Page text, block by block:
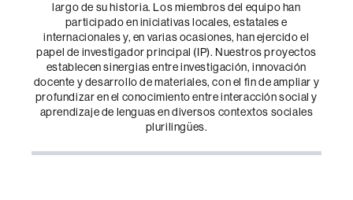
largo de su historia. Los miembros del equipo han
participado en iniciativas locales, estatales e
internacionales y, en varias ocasiones, han ejercido el
papel de investigador principal (IP). Nuestros proyectos
establecen sinergias entre investigación, innovación
docente y desarrollo de materiales, con el fin de ampliar y
profundizar en el conocimiento entre interacción social y
aprendizaje de lenguas en diversos contextos sociales
plurilingües.